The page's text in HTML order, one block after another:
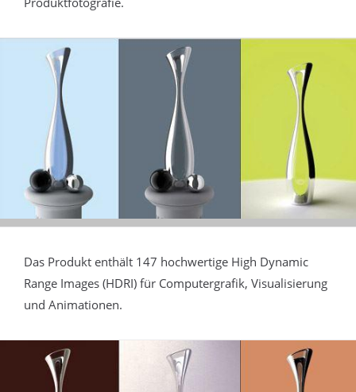
Das Produkt enthält 147 hochwertige High Dynamic
Range Images (HDRI) für Computergrafik, Visualisierung
und Animationen.